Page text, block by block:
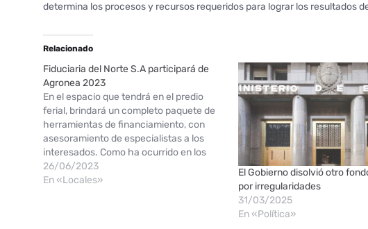
determina los procesos y recursos requeridos para lograr los resultados
Relacionado
Fiduciaria del Norte S.A participará de
Agronea 2023
En el espacio que tendrá en el predio
ferial, brindará un completo paquete de
herramientas de financiamiento, con
asesoramiento de especialistas a los
interesados. Como ha ocurrido en los
últimos años, Fiduciaria del Norte S.A
participará en la nueva edición de
26/06/2023
En «Locales»
El Gobierno disolvió otro
por irregularidades
31/03/2025
En «Política»